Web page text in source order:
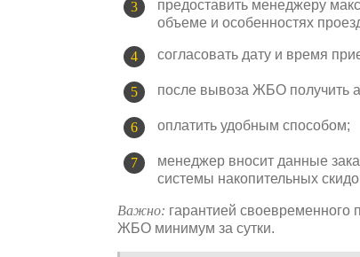
предоставить менеджеру
объеме и особенностях
согласовать дату и время
после вывоза ЖБО получить
оплатить удобным способом;
менеджер вносит данные
системы накопительных
Важно: гарантией
ЖБО минимум за сутки.